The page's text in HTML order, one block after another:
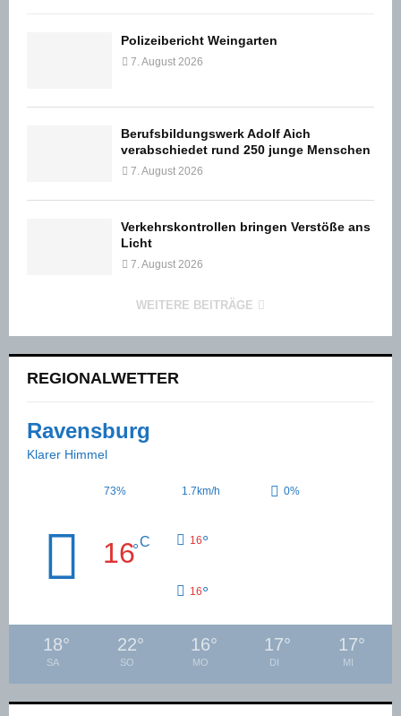
Polizeibericht Weingarten
7. August 2026
Berufsbildungswerk Adolf Aich
verabschiedet rund 250 junge Menschen
7. August 2026
Verkehrskontrollen bringen Verstöße ans
Licht
7. August 2026
WEITERE BEITRÄGE
REGIONALWETTER
Ravensburg
Klarer Himmel
73% 1.7km/h 0%
16°C 16°
16°
18°
SA
22°
SO
16°
MO
17°
DI
17°
MI